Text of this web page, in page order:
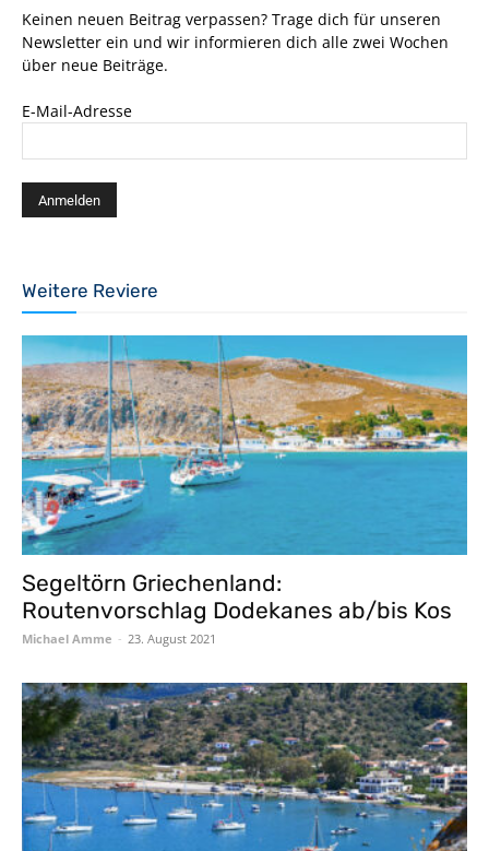
Keinen neuen Beitrag verpassen? Trage dich für unseren
Newsletter ein und wir informieren dich alle zwei Wochen
über neue Beiträge.
E-Mail-Adresse
Weitere Reviere
Segeltörn Griechenland:
Routenvorschlag Dodekanes ab/bis Kos
Michael Amme - 23. August 2021